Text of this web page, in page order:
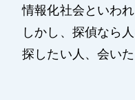
情報化社会といわ
しかし、探偵なら
探したい人、会い